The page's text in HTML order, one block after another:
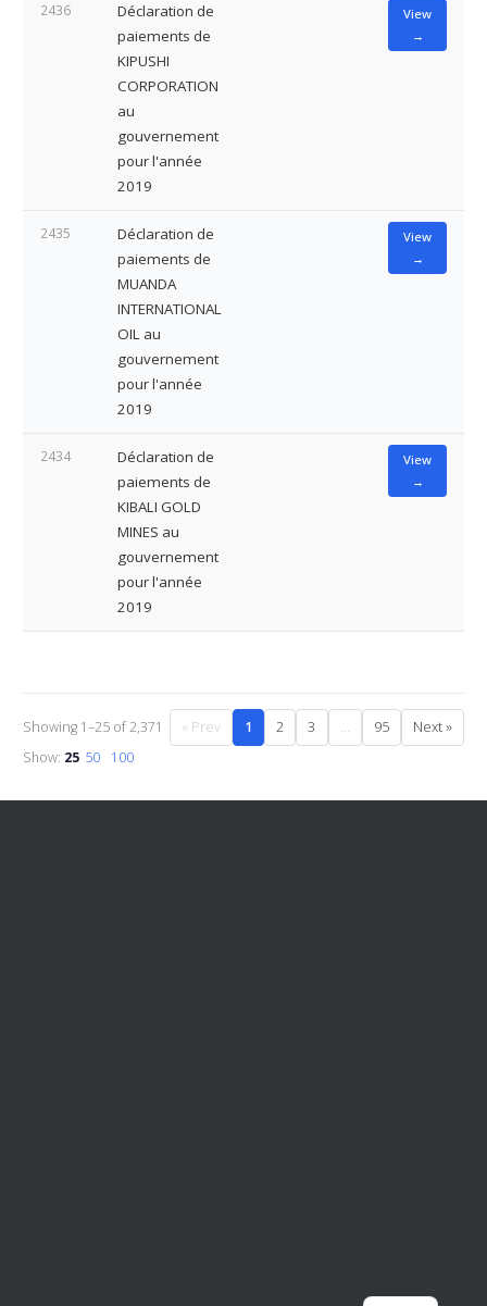
2436
Déclaration de
paiements de
KIPUSHI
CORPORATION
au
gouvernement
pour l'année
2019
View
→
2435
Déclaration de
paiements de
MUANDA
INTERNATIONAL
OIL au
gouvernement
pour l'année
2019
View
→
2434
Déclaration de
paiements de
KIBALI GOLD
MINES au
gouvernement
pour l'année
2019
View
→
Showing 1–25 of 2,371 « Prev 1 2 3 … 95
Next »
Show: 25 50 100